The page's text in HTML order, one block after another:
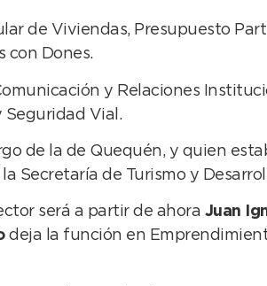
de Viviendas, Presupuesto
con Dones.
y Relaciones
Seguridad Vial.
de la de Quequén, y quien
Secretaría de Turismo y
será a partir de ahora Juan
deja la función en